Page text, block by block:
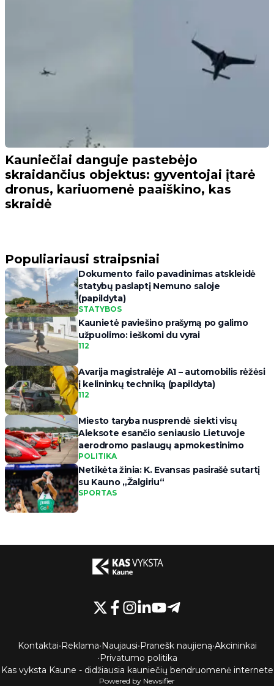
Kauniečiai danguje pastebėjo
skraidančius objektus: gyventojai įtarė
dronus, kariuomenė paaiškino, kas
skraidė
Populiariausi straipsniai
Dokumento failo pavadinimas atskleidė
statybų paslaptį Nemuno saloje
(papildyta)
STATYBOS
Kaunietė paviešino prašymą po galimo
užpuolimo: ieškomi du vyrai
112
Avarija magistralėje A1 – automobilis rėžėsi
į kelininkų techniką (papildyta)
112
Miesto taryba nusprendė siekti visų
Aleksote esančio seniausio Lietuvoje
aerodromo paslaugų apmokestinimo
POLITIKA
Netikėta žinia: K. Evansas pasirašė sutartį
su Kauno „Žalgiriu“
SPORTAS
Kontaktai•Reklama•Naujausi•Pranešk naujieną•Akcininkai
•Privatumo politika
Kas vyksta Kaune - didžiausia kauniečių bendruomenė internete
Powered by Newsifier